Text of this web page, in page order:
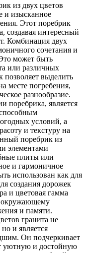
из двух цветов
и изысканное
Этот поребрик
создавая интересный
Комбинация двух
сочетания и
может быть
или различных
позволяет выделить
месте погребения,
разнообразие.
поребрика, является
условий, а
и текстуру на
поребрик из
элементами
плиты или
и гармоничное
использован как для
создания дорожек
и цветовая гамма
окружающему
и памяти.
гранита не
и является
Он подчеркивает
уютную и достойную